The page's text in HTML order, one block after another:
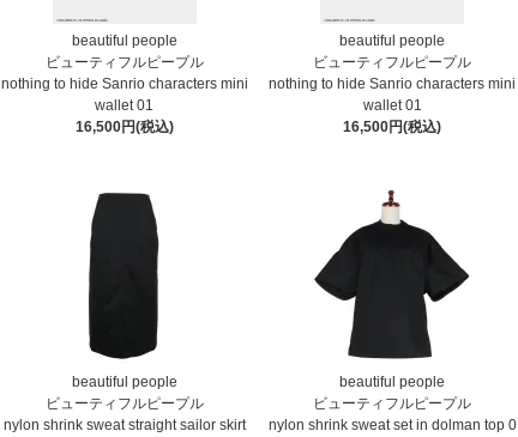
beautiful people
ビューティフルピープル
nothing to hide Sanrio characters mini
wallet⁠ 01
16,500円(税込)
beautiful people
ビューティフルピープル
nothing to hide Sanrio characters mini
wallet⁠ 01
16,500円(税込)
beautiful people
ビューティフルピープル
nylon shrink sweat straight sailor skirt
beautiful people
ビューティフルピープル
nylon shrink sweat set in dolman top 0